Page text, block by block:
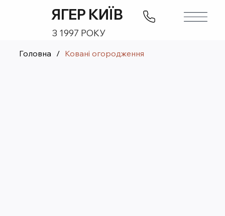
ЯГЕР КИЇВ
З 1997 РОКУ
Головна / Ковані огородження